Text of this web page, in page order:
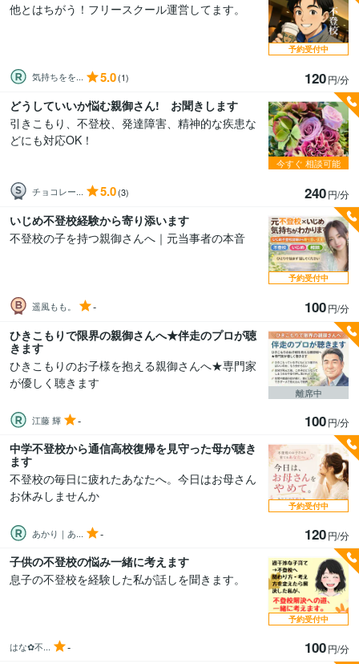
他とはちがう！フリースクール運営してます。
気持ちをを... 5.0(1) 120円/分
予約受付中
どうしていいか悩む親御さん! お聞きします
引きこもり、不登校、発達障害、精神的な疾患な
どにも対応OK！
チョコレー... 5.0(3) 240円/分
今すぐ 相談可能
いじめ不登校経験から寄り添います
不登校の子を持つ親御さんへ｜元当事者の本音
遥風もも。 - 100円/分
予約受付中
ひきこもりで限界の親御さんへ★伴走のプロが聴
きます
ひきこもりのお子様を抱える親御さんへ★専門家
が優しく聴きます
江藤 輝 - 100円/分
離席中
中学不登校から通信高校復帰を見守った母が聴き
ます
不登校の毎日に疲れたあなたへ。今日はお母さん
お休みしませんか
あかり｜あ... - 120円/分
予約受付中
子供の不登校の悩み一緒に考えます
息子の不登校を経験した私が話しを聞きます。
はな︎✿不... - 100円/分
予約受付中